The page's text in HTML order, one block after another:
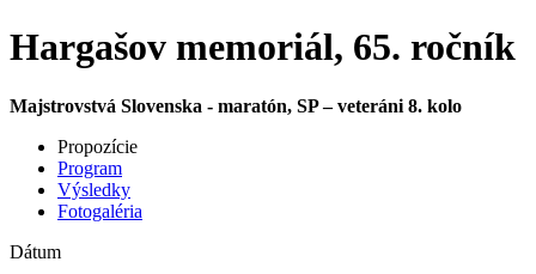
Hargašov memoriál, 65. ročník
Majstrovstvá Slovenska - maratón, SP – veteráni 8. kolo
Propozície
Program
Výsledky
Fotogaléria
Dátum